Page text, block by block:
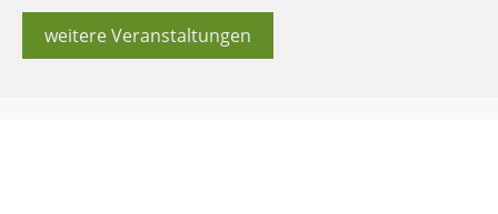
weitere Veranstaltungen